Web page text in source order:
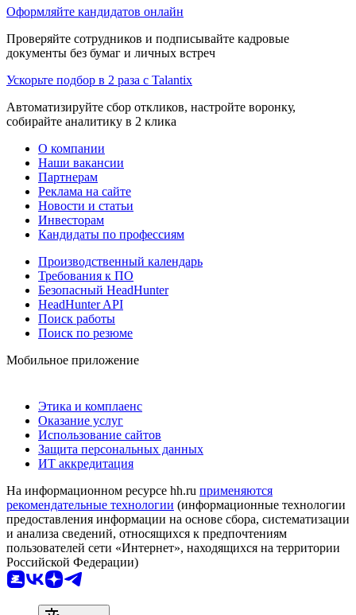
Оформляйте кандидатов онлайн
Проверяйте сотрудников и подписывайте кадровые
документы без бумаг и личных встреч
Ускорьте подбор в 2 раза с Talantix
Автоматизируйте сбор откликов, настройте воронку,
собирайте аналитику в 2 клика
О компании
Наши вакансии
Партнерам
Реклама на сайте
Новости и статьи
Инвесторам
Кандидаты по профессиям
Производственный календарь
Требования к ПО
Безопасный HeadHunter
HeadHunter API
Поиск работы
Поиск по резюме
Мобильное приложение
Этика и комплаенс
Оказание услуг
Использование сайтов
Защита персональных данных
ИТ аккредитация
На информационном ресурсе hh.ru применяются
рекомендательные технологии (информационные технологии
предоставления информации на основе сбора, систематизации
и анализа сведений, относящихся к предпочтениям
пользователей сети «Интернет», находящихся на территории
Российской Федерации)